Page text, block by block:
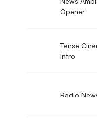
Opener
Tense
Intro
Radio